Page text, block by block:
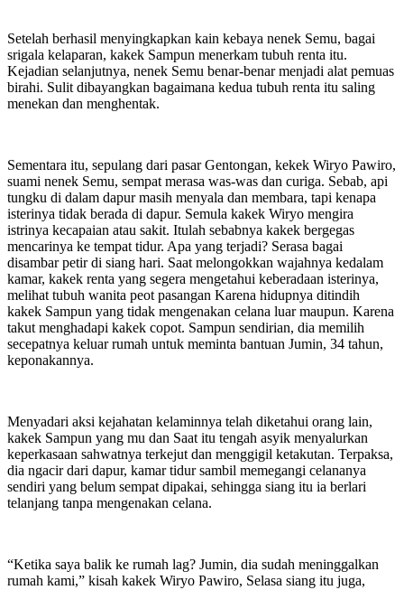
Setelah berhasil menyingkapkan kain kebaya nenek Semu, bagai
srigala kelaparan, kakek Sampun menerkam tubuh renta itu.
Kejadian selanjutnya, nenek Semu benar-benar menjadi alat pemuas
birahi. Sulit dibayangkan bagaimana kedua tubuh renta itu saling
menekan dan menghentak.
Sementara itu, sepulang dari pasar Gentongan, kekek Wiryo Pawiro,
suami nenek Semu, sempat merasa was-was dan curiga. Sebab, api
tungku di dalam dapur masih menyala dan membara, tapi kenapa
isterinya tidak berada di dapur. Semula kakek Wiryo mengira
istrinya kecapaian atau sakit. Itulah sebabnya kakek bergegas
mencarinya ke tempat tidur. Apa yang terjadi? Serasa bagai
disambar petir di siang hari. Saat melongokkan wajahnya kedalam
kamar, kakek renta yang segera mengetahui keberadaan isterinya,
melihat tubuh wanita peot pasangan Karena hidupnya ditindih
kakek Sampun yang tidak mengenakan celana luar maupun. Karena
takut menghadapi kakek copot. Sampun sendirian, dia memilih
secepatnya keluar rumah untuk meminta bantuan Jumin, 34 tahun,
keponakannya.
Menyadari aksi kejahatan kelaminnya telah diketahui orang lain,
kakek Sampun yang mu dan Saat itu tengah asyik menyalurkan
keperkasaan sahwatnya terkejut dan menggigil ketakutan. Terpaksa,
dia ngacir dari dapur, kamar tidur sambil memegangi celananya
sendiri yang belum sempat dipakai, sehingga siang itu ia berlari
telanjang tanpa mengenakan celana.
“Ketika saya balik ke rumah lag? Jumin, dia sudah meninggalkan
rumah kami,” kisah kakek Wiryo Pawiro, Selasa siang itu juga,